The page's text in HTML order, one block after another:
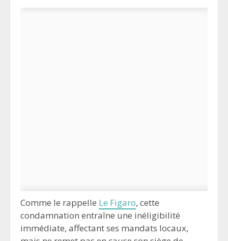
Comme le rappelle Le Figaro, cette
condamnation entraîne une inéligibilité
immédiate, affectant ses mandats locaux,